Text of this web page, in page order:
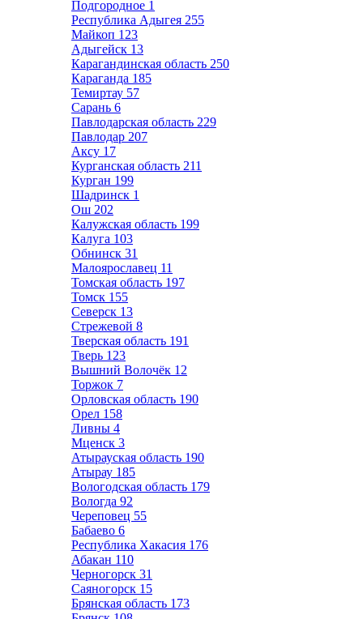
Подгородное 1
Республика Адыгея 255
Майкоп 123
Адыгейск 13
Карагандинская область 250
Караганда 185
Темиртау 57
Сарань 6
Павлодарская область 229
Павлодар 207
Аксу 17
Курганская область 211
Курган 199
Шадринск 1
Ош 202
Калужская область 199
Калуга 103
Обнинск 31
Малоярославец 11
Томская область 197
Томск 155
Северск 13
Стрежевой 8
Тверская область 191
Тверь 123
Вышний Волочёк 12
Торжок 7
Орловская область 190
Орел 158
Ливны 4
Мценск 3
Атырауская область 190
Атырау 185
Вологодская область 179
Вологда 92
Череповец 55
Бабаево 6
Республика Хакасия 176
Абакан 110
Черногорск 31
Саяногорск 15
Брянская область 173